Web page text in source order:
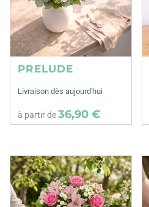
PRELUDE
Livraison dès aujourd'hui
à partir de36,90 €